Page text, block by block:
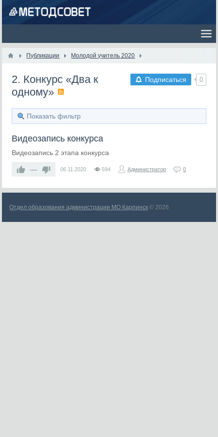
Публикации Молодой учитель 2020
Подписаться 0
2. Конкурс «Два к
одному»
Показать фильтр
Видеозапись конкурса
Видеозапись 2 этапа конкурса
— 06.11.2020 594 Администратор 0
Отдел образования администрации МО Карпинск © 2026